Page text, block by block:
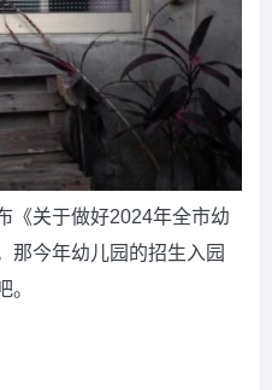
《关于做好2024年全市幼
那今年幼儿园的招生入园
。